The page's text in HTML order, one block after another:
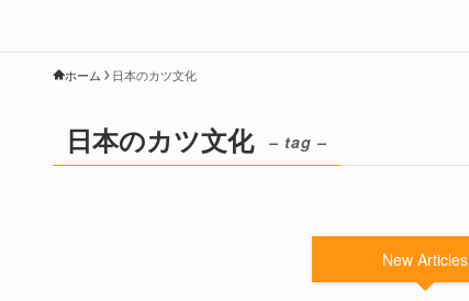
ホーム 日本のカツ文化
日本のカツ文化 – tag –
New Articles